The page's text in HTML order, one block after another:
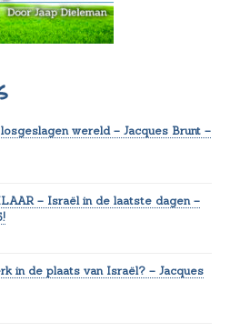
wereld – Jacques Brunt –
– Israël in de laatste dagen –
in de plaats van Israël? – Jacques